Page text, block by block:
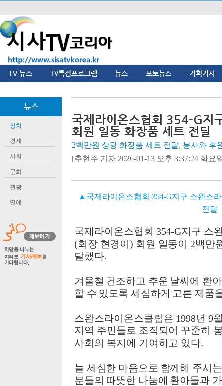
TV 뉴스 TV특집프로그램 뉴스 포토뉴스 기획기사
뉴스
정치
경제
사회
문화
관광
연예
국제라이온스협회 354-G지
회원 일동 화장품 세트 전달
2백만원 상당 화장품 세트 전달, 봉사와 후
[추현주 기자 2026-01-13 오후 3:37:24 화요
▲국제라이온스협회 354-G지구 스완스
전달
국제라이온스협회 354-G지구 스
(회장 현경이 ) 회원 일동이 2백만
달했다.
겨울철 건조하고 추운 날씨에 환
할 수 있도록 세심하게 고른 제품
스완스라이온스클럽은 1998년 9
지역 주민들로 조직되어 꾸준히
사회의 복지에 기여하고 있다.
늘 세심한 마음으로 함께해 주시
분들의 따뜻한 나눔에 환아들과